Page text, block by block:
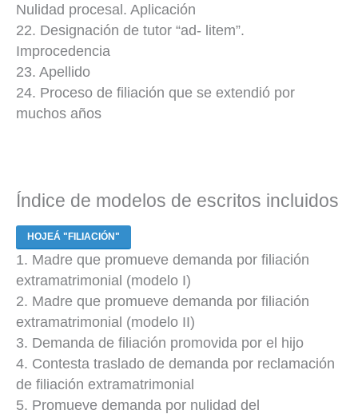
Nulidad procesal. Aplicación
22. Designación de tutor “ad- litem”.
Improcedencia
23. Apellido
24. Proceso de filiación que se extendió por
muchos años
Índice de modelos de escritos incluidos
HOJEÁ "FILIACIÓN"
1. Madre que promueve demanda por filiación
extramatrimonial (modelo I)
2. Madre que promueve demanda por filiación
extramatrimonial (modelo II)
3. Demanda de filiación promovida por el hijo
4. Contesta traslado de demanda por reclamación
de filiación extramatrimonial
5. Promueve demanda por nulidad del